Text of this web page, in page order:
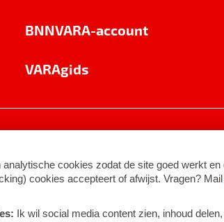
BNNVARA-account
VARAgids
©2026BNNVARA